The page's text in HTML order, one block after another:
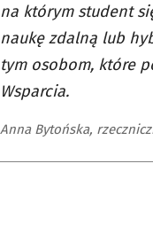
na którym student
naukę zdalną lub
tym osobom, które
Wsparcia.
Anna Bytońska,